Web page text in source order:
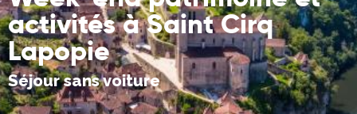
activités à Saint Cirq
Lapopie
Séjour sans voiture